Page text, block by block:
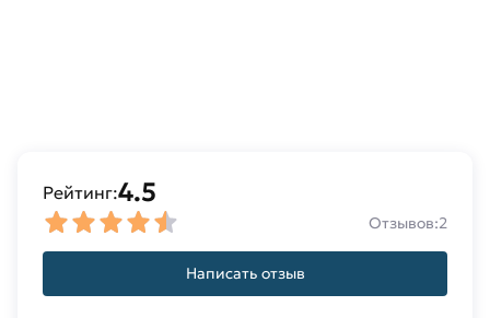
Рейтинг:4.5
Отзывов:2
Написать отзыв